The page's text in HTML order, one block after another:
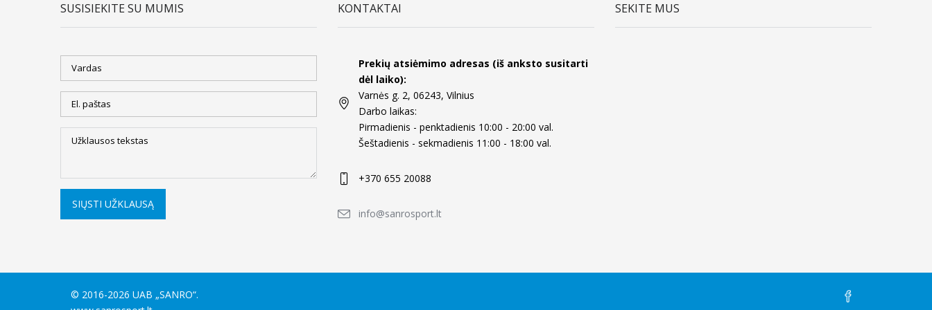
SUSISIEKITE SU MUMIS
SIŲSTI UŽKLAUSĄ
KONTAKTAI
Prekių atsiėmimo adresas (iš anksto susitarti
dėl laiko):
Varnės g. 2, 06243, Vilnius
Darbo laikas:
Pirmadienis - penktadienis 10:00 - 20:00 val.
Šeštadienis - sekmadienis 11:00 - 18:00 val.
+370 655 20088
info@sanrosport.lt
SEKITE MUS
© 2016-2026 UAB „SANRO“.